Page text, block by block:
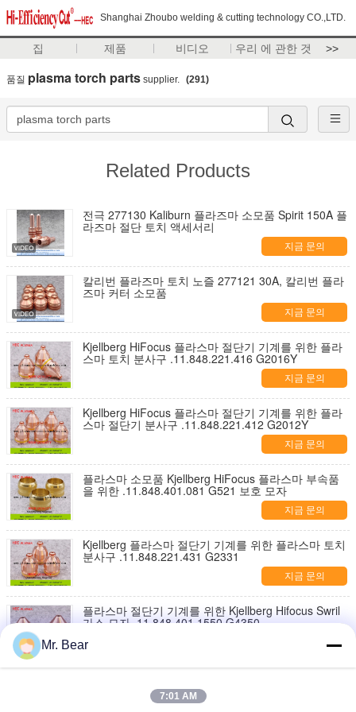
Shanghai Zhoubo welding & cutting technology CO.,LTD.
집 제품 비디오 우리 에 관한 것 >>
품질 plasma torch parts supplier. (291)
Related Products
전극 277130 Kaliburn 플라즈마 소모품 Spirit 150A 플
라즈마 절단 토치 액세서리
지금 문의
칼리번 플라즈마 토치 노즐 277121 30A, 칼리번 플라
즈마 커터 소모품
지금 문의
Kjellberg HiFocus 플라스마 절단기 기계를 위한 플라
스마 토치 분사구 .11.848.221.416 G2016Y
지금 문의
Kjellberg HiFocus 플라스마 절단기 기계를 위한 플라
스마 절단기 분사구 .11.848.221.412 G2012Y
지금 문의
플라스마 소모품 Kjellberg HiFocus 플라스마 부속품
을 위한 .11.848.401.081 G521 보호 모자
지금 문의
Kjellberg 플라스마 절단기 기계를 위한 플라스마 토치
분사구 .11.848.221.431 G2331
지금 문의
플라스마 절단기 기계를 위한 Kjellberg Hifocus Swril
가스 모자 .11.848.401.1550 G4350
Swril 가스 모자 .11.848.201.1535 G4035
Mr. Bear
7:01 AM